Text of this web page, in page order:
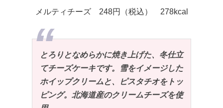
メルティチーズ 248円（税込） 278kcal
とろりとなめらかに焼き上げた、冬仕立
てチーズケーキです。雪をイメージした
ホイップクリームと、ピスタチオをトッ
ピング。北海道産のクリームチーズを使